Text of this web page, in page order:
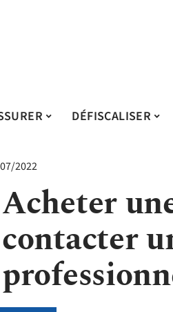
DÉFISCALISER
2022
Acheter
contacter